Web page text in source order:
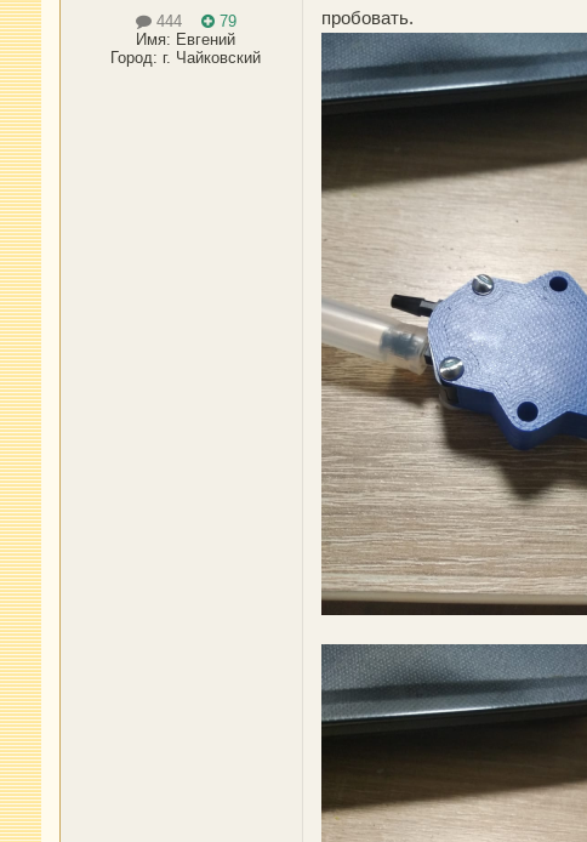
444
79
Имя: Евгений
Город: г. Чайковский
пробовать.